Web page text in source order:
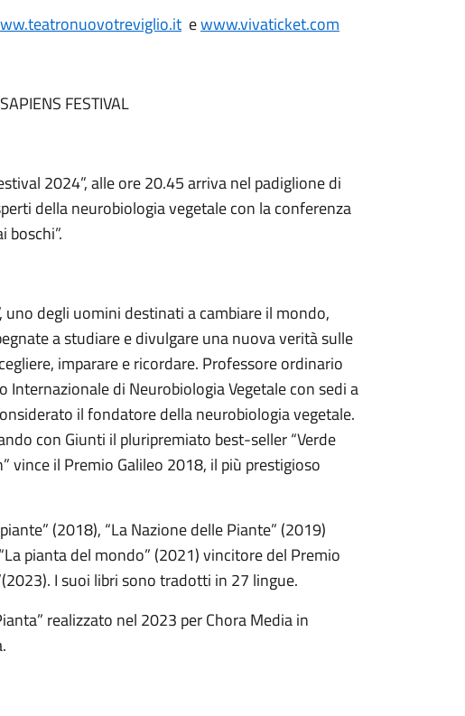
ewww.vivaticket.com
FESTIVAL
2024”, alle ore 20.45 arriva nel padiglione di
della neurobiologia vegetale con la conferenza
uno degli uomini destinati a cambiare il mondo,
a studiare e divulgare una nuova verità sulle
imparare e ricordare. Professore ordinario
Internazionale di Neurobiologia Vegetale con sedi a
il fondatore della neurobiologia vegetale.
con Giunti il pluripremiato best-seller “Verde
vince il Premio Galileo 2018, il più prestigioso
(2018), “La Nazione delle Piante” (2019)
pianta del mondo” (2021) vincitore del Premio
I suoi libri sono tradotti in 27 lingue.
realizzato nel 2023 per Chora Media in